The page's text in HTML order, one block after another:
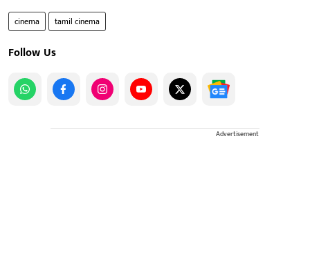
cinema tamil cinema
Follow Us
Advertisement